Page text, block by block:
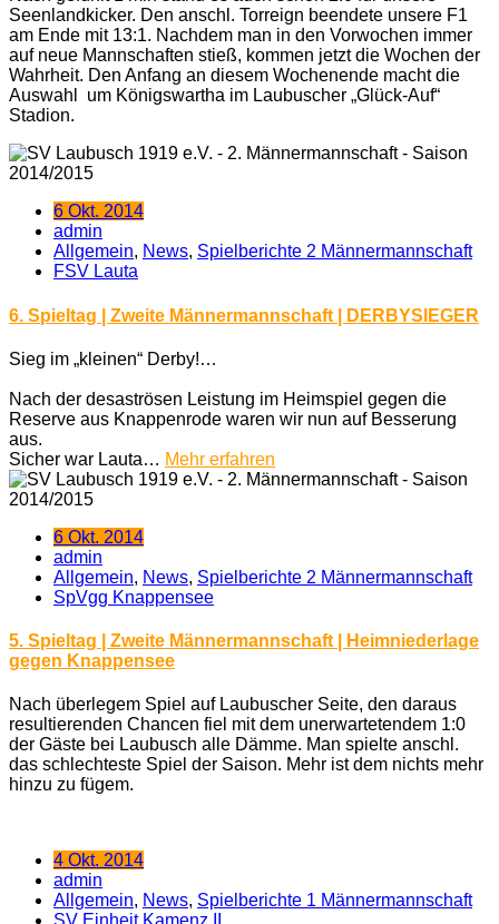
Seenlandkicker. Den anschl. Torreign beendete unsere F1
am Ende mit 13:1. Nachdem man in den Vorwochen immer
auf neue Mannschaften stieß, kommen jetzt die Wochen der
Wahrheit. Den Anfang an diesem Wochenende macht die
Auswahl um Königswartha im Laubuscher „Glück-Auf“
Stadion.
6 Okt. 2014
admin
Allgemein, News, Spielberichte 2 Männermannschaft
FSV Lauta
6. Spieltag | Zweite Männermannschaft | DERBYSIEGER
Sieg im „kleinen“ Derby!…
Nach der desaströsen Leistung im Heimspiel gegen die
Reserve aus Knappenrode waren wir nun auf Besserung
aus.
Sicher war Lauta… Mehr erfahren
6 Okt. 2014
admin
Allgemein, News, Spielberichte 2 Männermannschaft
SpVgg Knappensee
5. Spieltag | Zweite Männermannschaft | Heimniederlage
gegen Knappensee
Nach überlegem Spiel auf Laubuscher Seite, den daraus
resultierenden Chancen fiel mit dem unerwartetendem 1:0
der Gäste bei Laubusch alle Dämme. Man spielte anschl.
das schlechteste Spiel der Saison. Mehr ist dem nichts mehr
hinzu zu fügem.
4 Okt. 2014
admin
Allgemein, News, Spielberichte 1 Männermannschaft